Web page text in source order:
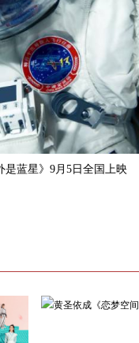
是蓝星》9月5日全国上映